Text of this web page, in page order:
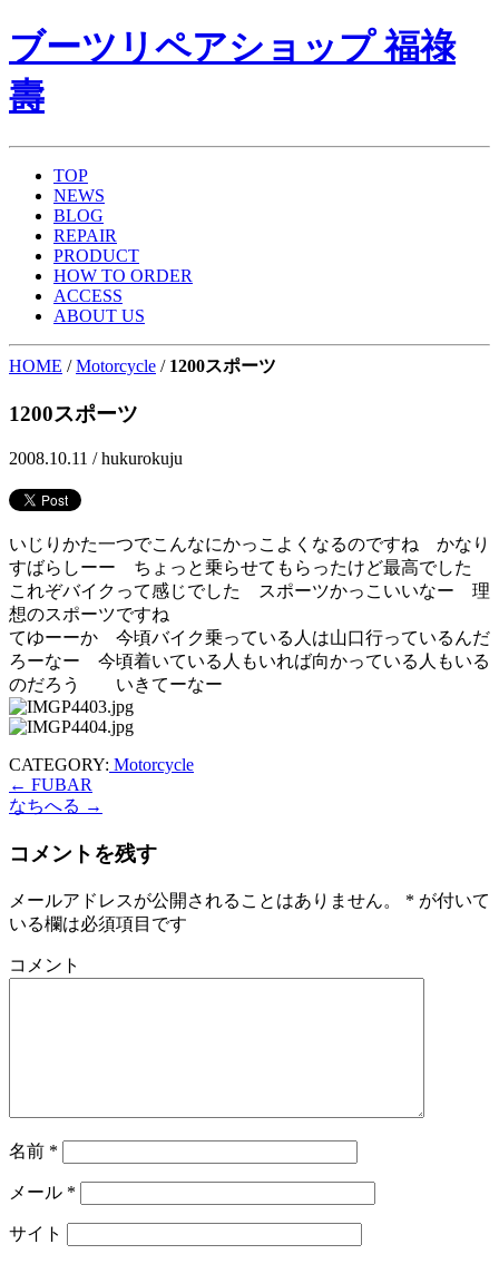
ブーツリペアショップ 福祿
壽
TOP
NEWS
BLOG
REPAIR
PRODUCT
HOW TO ORDER
ACCESS
ABOUT US
HOME /Motorcycle / 1200スポーツ
1200スポーツ
2008.10.11 /hukurokuju
いじりかた一つでこんなにかっこよくなるのですね かなり
すばらしーー ちょっと乗らせてもらったけど最高でした
これぞバイクって感じでした スポーツかっこいいなー 理
想のスポーツですね
てゆーーか 今頃バイク乗っている人は山口行っているんだ
ろーなー 今頃着いている人もいれば向かっている人もいる
のだろう いきてーなー
CATEGORY: Motorcycle
← FUBAR
なちへる →
コメントを残す
メールアドレスが公開されることはありません。 * が付いて
いる欄は必須項目です
コメント
名前 *
メール *
サイト